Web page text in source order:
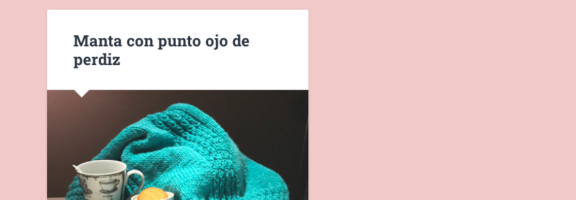
Manta con punto ojo de
perdiz